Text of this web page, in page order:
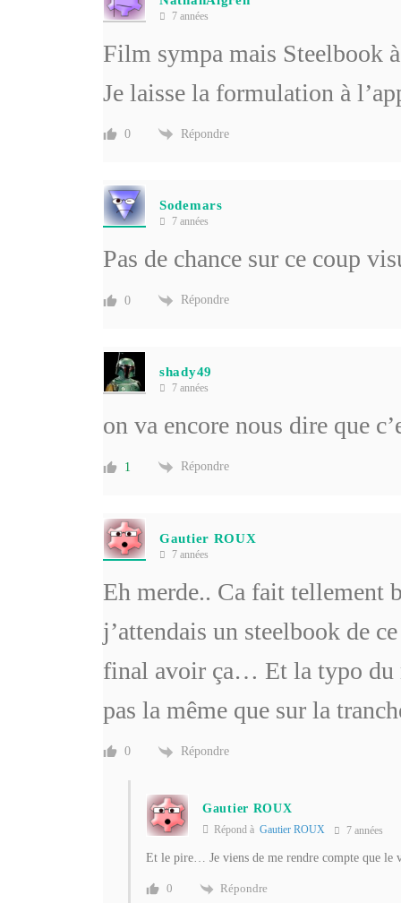
7 années
Film sympa mais Steelbook
Je laisse la formulation à
0 Répondre
Sodemars
7 années
Pas de chance sur ce coup
0 Répondre
shady49
7 années
on va encore nous dire que
1 Répondre
Gautier ROUX
7 années
Eh merde.. Ca fait tellement
j’attendais un steelbook de
final avoir ça… Et la typo du
pas la même que sur la
0 Répondre
Gautier ROUX
Répond à Gautier ROUX 7 années
Et le pire… Je viens de me rendre compte que
0 Répondre